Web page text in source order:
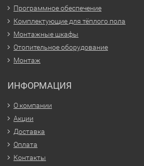
Программное обеспечение
Комплектующие для тёплого пола
Монтажные шкафы
Отопительное оборудование
Монтаж
ИНФОРМАЦИЯ
О компании
Акции
Доставка
Оплата
Контакты